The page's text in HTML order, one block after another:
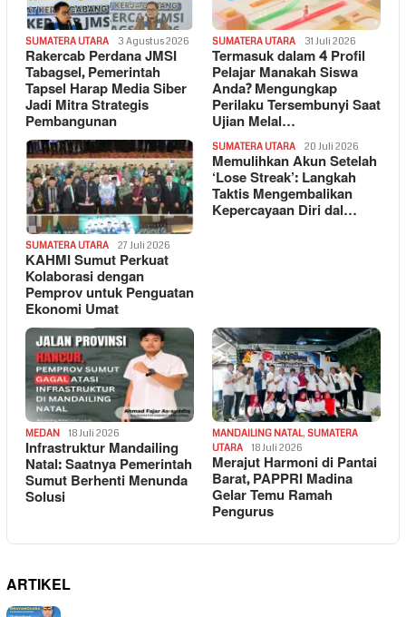
SUMATERA UTARA 3 Agustus 2026
Rakercab Perdana JMSI
Tabagsel, Pemerintah
Tapsel Harap Media Siber
Jadi Mitra Strategis
Pembangunan
SUMATERA UTARA 31 Juli 2026
Termasuk dalam 4 Profil
Pelajar Manakah Siswa
Anda? Mengungkap
Perilaku Tersembunyi Saat
Ujian Melal…
SUMATERA UTARA 27 Juli 2026
KAHMI Sumut Perkuat
Kolaborasi dengan
Pemprov untuk Penguatan
Ekonomi Umat
SUMATERA UTARA 20 Juli 2026
Memulihkan Akun Setelah
‘Lose Streak’: Langkah
Taktis Mengembalikan
Kepercayaan Diri dal…
MEDAN 18 Juli 2026
Infrastruktur Mandailing
Natal: Saatnya Pemerintah
Sumut Berhenti Menunda
Solusi
MANDAILING NATAL, SUMATERA
UTARA
18 Juli 2026
Merajut Harmoni di Pantai
Barat, PAPPRI Madina
Gelar Temu Ramah
Pengurus
ARTIKEL